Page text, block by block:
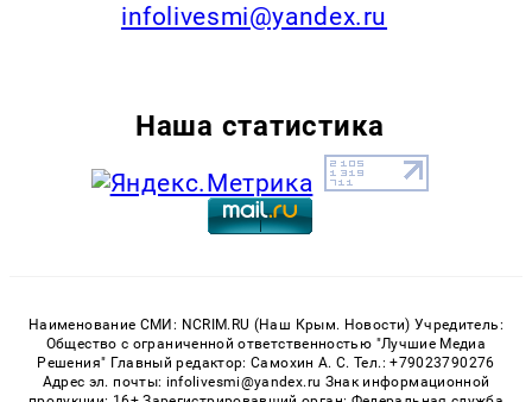
infolivesmi@yandex.ru
Наша статистика
Наименование СМИ: NCRIM.RU (Наш Крым. Новости) Учредитель:
Общество с ограниченной ответственностью "Лучшие Медиа
Решения" Главный редактор: Самохин А. С. Тел.: +79023790276
Адрес эл. почты: infolivesmi@yandex.ru Знак информационной